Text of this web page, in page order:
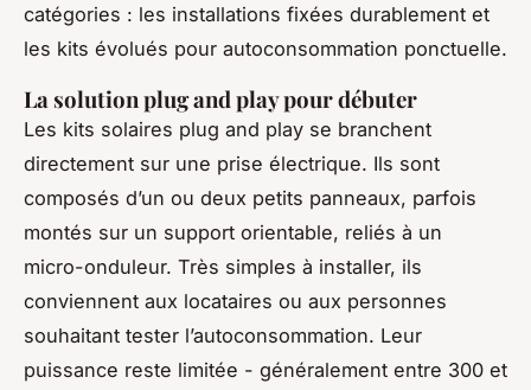
catégories : les installations fixées durablement et
les kits évolués pour autoconsommation ponctuelle.
La solution plug and play pour débuter
Les kits solaires plug and play se branchent
directement sur une prise électrique. Ils sont
composés d’un ou deux petits panneaux, parfois
montés sur un support orientable, reliés à un
micro-onduleur. Très simples à installer, ils
conviennent aux locataires ou aux personnes
souhaitant tester l’autoconsommation. Leur
puissance reste limitée - généralement entre 300 et